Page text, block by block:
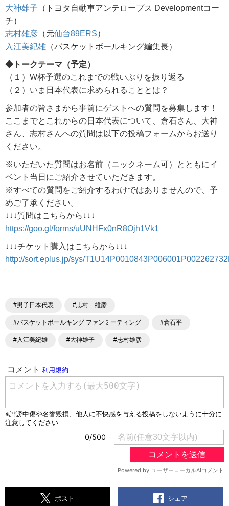
大神雄子 （トヨタ自動車アンテロープス Developmentコー
チ）
志村雄彦 （元仙台89ERS）
入江美紀雄 （バスケットボールキング編集長）
◆トークテーマ（予定）
（１）W杯予選のこれまでの戦いぶりを振り返る
（２）いま日本代表に求められることとは？
参加者の皆さまから事前にゲストへの質問を募集します！
ここまでとこれからの日本代表について、倉石さん、大神
さん、志村さんへの質問は以下の投稿フォームからお送り
ください。
※いただいた質問はお名前（ニックネーム可）とともにイ
ベント当日にご紹介させていただきます。
※すべての質問をご紹介するわけではありませんので、予
めご了承ください。
↓↓↓質問はこちらから↓↓↓
https://goo.gl/forms/uUNHFx0nR8Ojh1Vk1
↓↓↓チケット購入はこちらから↓↓↓
http://sort.eplus.jp/sys/
#男子日本代表 #志村 雄彦
#バスケットボールキング ファンミーティング #倉石平
#入江美紀雄 #大神雄子 #志村雄彦
ポスト シェア